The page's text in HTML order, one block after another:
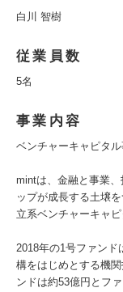
白川 智樹
従業員数
5名
事業内容
ベンチャーキャピタ
mintは、金融と事業
ップが成長する土壌
立系ベンチャーキャピ
2018年の1号ファンド
構をはじめとする機
ンドは約53億円とフ